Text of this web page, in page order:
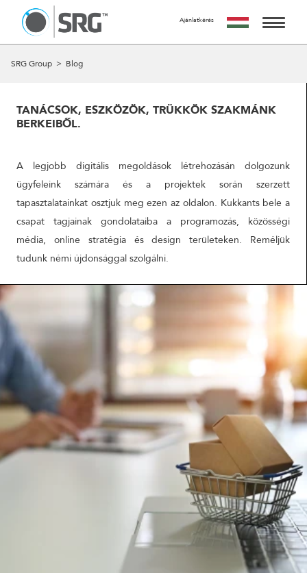
KÉRJ TŐLÜNK AJÁNLATOT
EGY IDŐPONTOT EGYEZTETÜNK VELED EGY SZEMÉLYES
A MEETING UTÁN TUDJUK ELKÉSZÍTENI AJÁNLATUNKAT
AMIT A MEGBESZÉLÉST KÖVETŐ 5 MUNKANAPON BELÜL
ELKÉSZÍTÜNK ÉS MEGKÜLDÜNK.
NÉV
TELEFONSZÁM
ÜZENET
A CSAPAT
Ajánlatkérés
SRG Group > Blog
TANÁCSOK, ESZKÖZÖK, TRÜKKÖK SZAKMÁNK
BERKEIBŐL.
A legjobb digitális megoldások létrehozásán dolgozunk
ügyfeleink számára és a projektek során szerzett
tapasztalatainkat osztjuk meg ezen az oldalon. Kukkants bele a
csapat tagjainak gondolataiba a programozás, közösségi
média, online stratégia és design területeken. Reméljük
tudunk némi újdonsággal szolgálni.
ELOLVASOM